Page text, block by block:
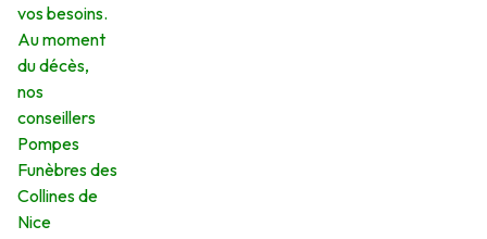
vos besoins.
Au moment
du décès,
nos
conseillers
Pompes
Funèbres des
Collines de
Nice